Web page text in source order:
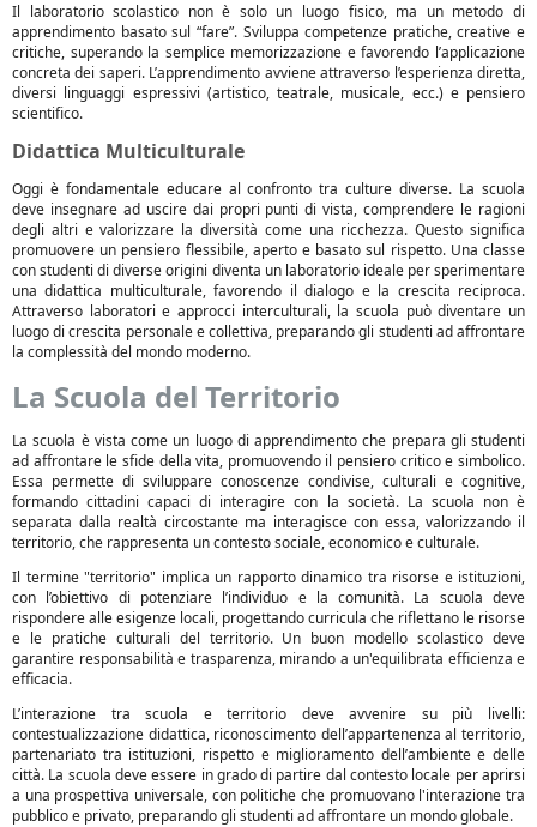
Il laboratorio scolastico non è solo un luogo fisico, ma un metodo di
apprendimento basato sul “fare”. Sviluppa competenze pratiche, creative e
critiche, superando la semplice memorizzazione e favorendo l’applicazione
concreta dei saperi. L’apprendimento avviene attraverso l’esperienza diretta,
diversi linguaggi espressivi (artistico, teatrale, musicale, ecc.) e pensiero
scientifico.
Didattica Multiculturale
Oggi è fondamentale educare al confronto tra culture diverse. La scuola
deve insegnare ad uscire dai propri punti di vista, comprendere le ragioni
degli altri e valorizzare la diversità come una ricchezza. Questo significa
promuovere un pensiero flessibile, aperto e basato sul rispetto. Una classe
con studenti di diverse origini diventa un laboratorio ideale per sperimentare
una didattica multiculturale, favorendo il dialogo e la crescita reciproca.
Attraverso laboratori e approcci interculturali, la scuola può diventare un
luogo di crescita personale e collettiva, preparando gli studenti ad affrontare
la complessità del mondo moderno.
La Scuola del Territorio
La scuola è vista come un luogo di apprendimento che prepara gli studenti
ad affrontare le sfide della vita, promuovendo il pensiero critico e simbolico.
Essa permette di sviluppare conoscenze condivise, culturali e cognitive,
formando cittadini capaci di interagire con la società. La scuola non è
separata dalla realtà circostante ma interagisce con essa, valorizzando il
territorio, che rappresenta un contesto sociale, economico e culturale.
Il termine "territorio" implica un rapporto dinamico tra risorse e istituzioni,
con l’obiettivo di potenziare l’individuo e la comunità. La scuola deve
rispondere alle esigenze locali, progettando curricula che riflettano le risorse
e le pratiche culturali del territorio. Un buon modello scolastico deve
garantire responsabilità e trasparenza, mirando a un'equilibrata efficienza e
efficacia.
L’interazione tra scuola e territorio deve avvenire su più livelli:
contestualizzazione didattica, riconoscimento dell’appartenenza al territorio,
partenariato tra istituzioni, rispetto e miglioramento dell’ambiente e delle
città. La scuola deve essere in grado di partire dal contesto locale per aprirsi
a una prospettiva universale, con politiche che promuovano l'interazione tra
pubblico e privato, preparando gli studenti ad affrontare un mondo globale.